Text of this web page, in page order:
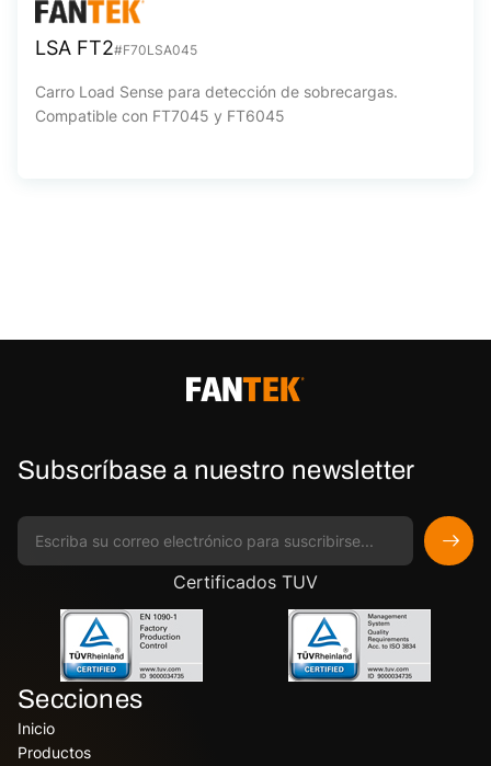
LSA FT2#F70LSA045
Carro Load Sense para detección de sobrecargas.
Compatible con FT7045 y FT6045
Subscríbase a nuestro newsletter
Certificados TUV
Secciones
Inicio
Productos